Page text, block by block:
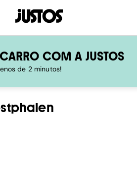
COM A JUSTOS
de 2 minutos!